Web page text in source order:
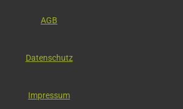
AGB
Datenschutz
Impressum